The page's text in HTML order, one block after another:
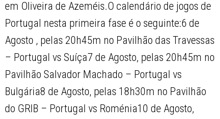
em Oliveira de Azeméis.O calendário de jogos de
Portugal nesta primeira fase é o seguinte:6 de
Agosto , pelas 20h45m no Pavilhão das Travessas
– Portugal vs Suíça7 de Agosto, pelas 20h45m no
Pavilhão Salvador Machado – Portugal vs
Bulgária8 de Agosto, pelas 18h30m no Pavilhão
do GRIB – Portugal vs Roménia10 de Agosto,